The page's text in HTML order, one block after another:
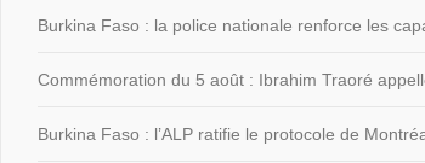
Burkina Faso : la police nationale renforce les
Commémoration du 5 août : Ibrahim Traoré
Burkina Faso : l’ALP ratifie le protocole de